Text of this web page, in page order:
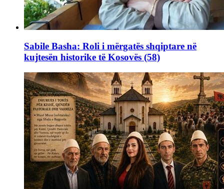
Sabile Basha: Roli i mërgatës shqiptare në
kujtesën historike të Kosovës (58)